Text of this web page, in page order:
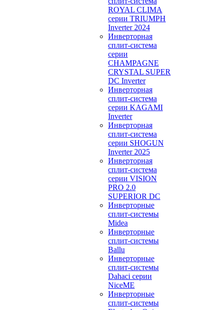
ROYAL CLIMA
серии TRIUMPH
Inverter 2024
Инверторная
сплит-система
серии
CHAMPAGNE
CRYSTAL SUPER
DC Inverter
Инверторная
сплит-система
серии KAGAMI
Inverter
Инверторная
сплит-система
серии SHOGUN
Inverter 2025
Инверторная
сплит-система
серии VISION
PRO 2.0
SUPERIOR DC
Инверторные
сплит-системы
Midea
Инверторные
сплит-системы
Ballu
Инверторные
сплит-системы
Dahaci серии
NiceME
Инверторные
сплит-системы